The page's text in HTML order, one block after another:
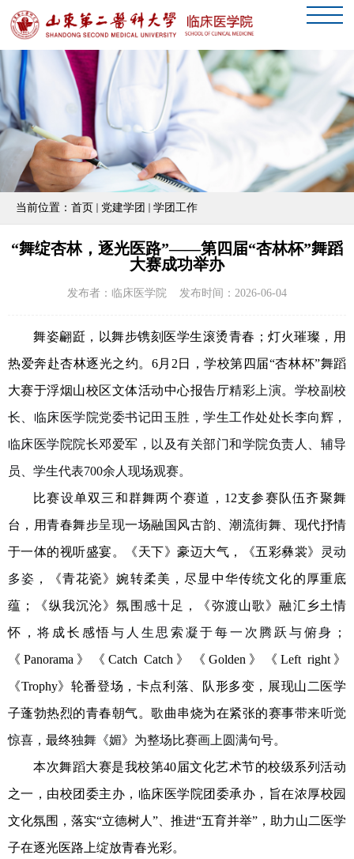
当前位置： 首页 党建学团 学团工作
“舞绽杏林，逐光医路”——第四届“杏林杯”舞蹈
大赛成功举办
发布者：临床医学院 发布时间：2026-06-04
舞姿翩跹，以舞步镌刻医学生滚烫青春；灯火璀璨，用
热爱奔赴杏林逐光之约。 6月2日，学校第 四 届“杏林杯”舞蹈
大赛于浮烟山校区文体活动中心报告厅精彩上演。 学校副校
长、临床医学院党委书记田玉胜 ，学生工作处处长李向辉，
临床医学院院长邓爱军， 以及有关部门和学院负责人、 辅导
员、学生代表700余人 现场观赛。
比赛设单双三和群舞两个赛道， 12支参赛队伍齐聚舞
台 ，用青春舞步呈现一场融国风古韵、潮流街舞、现代抒情
于一体的视听盛宴。《天下》豪迈大气 ， 《五彩彝裳》
灵动
多姿 ，
《青花瓷》婉转柔美，尽显中华传统文化的厚重底
蕴 ； 《纵我沉沦》氛围 感十足 ，《弥渡山歌》融汇乡土情
怀，将 成长感悟与人生思索凝于每一次腾跃与俯身 ；
《Panorama》《Catch Catch》《Golden》《Left right》
《Trophy》轮番登场，卡点利落、队形多变 ， 展现山二医学
子蓬勃热烈的青春朝气。歌曲串烧为在紧张的赛事带来听觉
惊喜， 最终独舞《媚》为整场比赛画上圆满句号。
本次舞蹈大赛是我校第40届文化艺术节的校级系列活动
之一，由校团委主办，临床医学院团委承办，旨在浓厚校园
文化氛围，落实“立德树人”、推进“五育并举” ， 助力山二医学
子在逐光医路上绽放青春光彩。